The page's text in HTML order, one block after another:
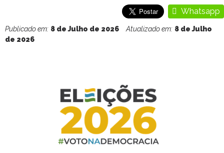
Whatsapp
Publicado em: 8 de Julho de 2026 Atualizado em: 8 de Julho
de 2026